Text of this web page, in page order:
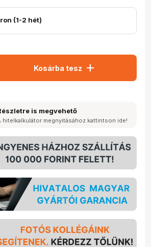
(1-2 hét)
Kosárba tesz add
is megvehető
hitelkalkulátor megnyitásához kattintson ide!